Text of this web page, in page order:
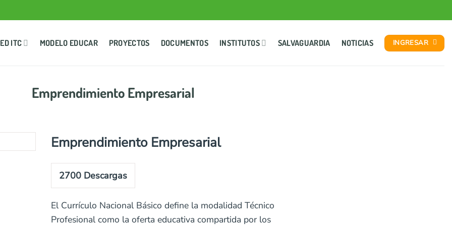
ITC MODELO EDUCAR PROYECTOS DOCUMENTOS INSTITUTOS SALVAGUARDIA NOTICIAS INGRESAR
Emprendimiento Empresarial
Emprendimiento Empresarial
2700 Descargas
El Currículo Nacional Básico define la modalidad Técnico
Profesional como la oferta educativa compartida por los